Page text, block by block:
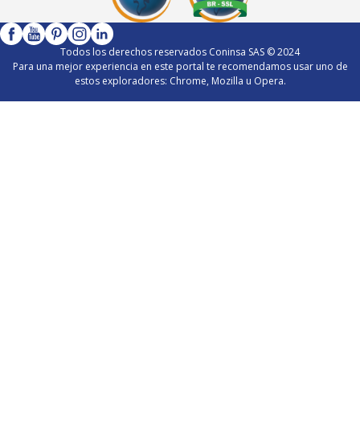
Todos los derechos reservados Coninsa SAS © 2024
Para una mejor experiencia en este portal te recomendamos usar uno de
estos exploradores: Chrome, Mozilla u Opera.